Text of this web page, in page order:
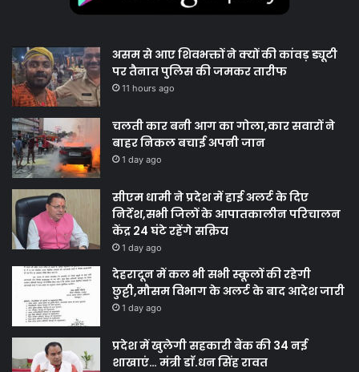
असम से आए शिवभक्तों ने क्यों की कांवड़ ड्यूटी
पर तैनात पुलिस की जमकर तारीफ
11 hours ago
चलती कार बनी आग का गोला,कार सवारों ने
बाहर निकल बचाई अपनी जान
1 day ago
सीएम धामी ने प्रदेश में हाई अलर्ट के दिए
निर्देश,सभी जिलों के आपातकालीन परिचालन
केंद्र 24 घंटे रहेंगे सक्रिय
1 day ago
देहरादून में कल भी सभी स्कूलों की रहेगी
छुट्टी,मौसम विभाग के अलर्ट के बाद आदेश जारी
1 day ago
प्रदेश में खुलेगी सहकारी बैंक की 34 नई
शाखाएं… मंत्री डाॅ.धन सिंह रावत